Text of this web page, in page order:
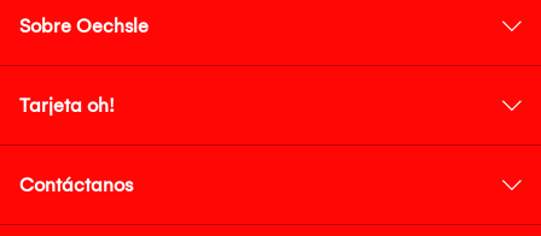
Sobre Oechsle
Tarjeta oh!
Contáctanos